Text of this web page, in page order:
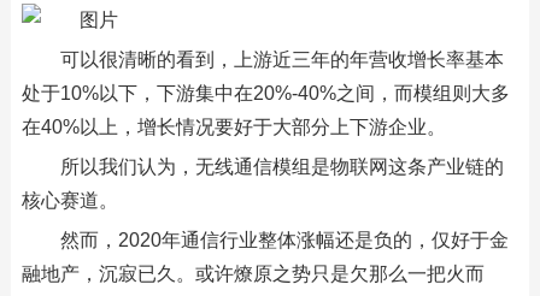
可以很清晰的看到，上游近三年的年营收增长率基本
处于10%以下，下游集中在20%-40%之间，而模组则大多
在40%以上，增长情况要好于大部分上下游企业。
所以我们认为，无线通信模组是物联网这条产业链的
核心赛道。
然而，2020年通信行业整体涨幅还是负的，仅好于金
融地产，沉寂已久。或许燎原之势只是欠那么一把火而